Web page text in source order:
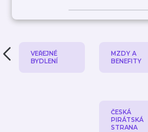
VEŘEJNÉ
BYDLENÍ
MZDY A
BENEFITY
ČESKÁ
PIRÁTSKÁ
STRANA